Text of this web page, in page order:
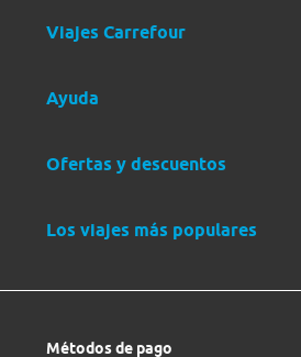
Viajes Carrefour
Ayuda
Ofertas y descuentos
Los viajes más populares
Métodos de pago